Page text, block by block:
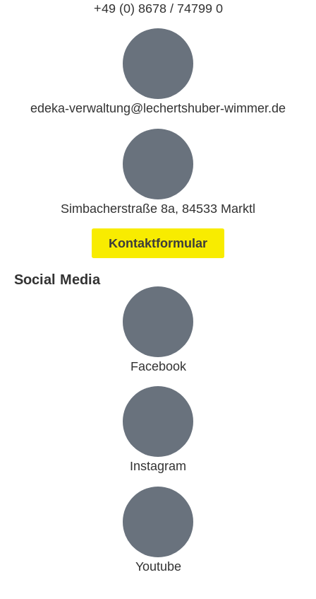
+49 (0) 8678 / 74799 0
edeka-verwaltung@lechertshuber-wimmer.de
Simbacherstraße 8a, 84533 Marktl
Kontaktformular
Social Media
Facebook
Instagram
Youtube